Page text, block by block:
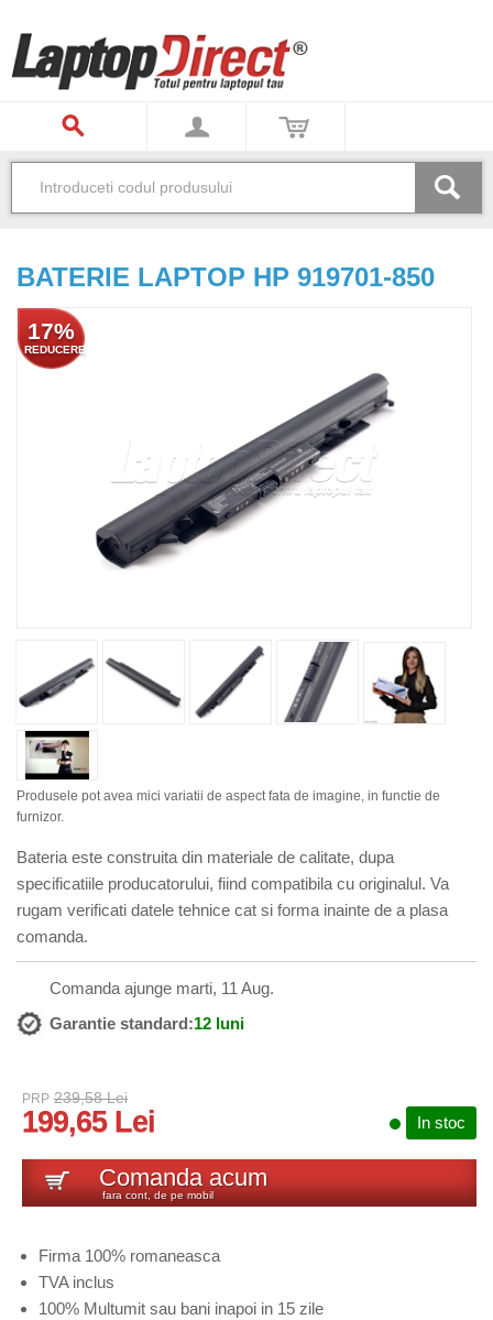
BATERIE LAPTOP HP 919701-850
17%
REDUCERE
Produsele pot avea mici variatii de aspect fata de imagine, in functie de
furnizor.
Bateria este construita din materiale de calitate, dupa
specificatiile producatorului, fiind compatibila cu originalul. Va
rugam verificati datele tehnice cat si forma inainte de a plasa
comanda.
Comanda ajunge marti, 11 Aug.
Garantie standard:12 luni
PRP 239,58 Lei
199,65 Lei In stoc
Comanda acum
fara cont, de pe mobil
Firma 100% romaneasca
TVA inclus
100% Multumit sau bani inapoi in 15 zile